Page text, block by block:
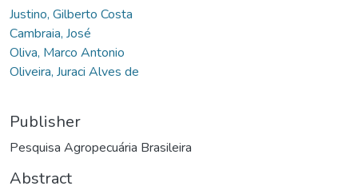
Justino, Gilberto Costa
Cambraia, José
Oliva, Marco Antonio
Oliveira, Juraci Alves de
Publisher
Pesquisa Agropecuária Brasileira
Abstract